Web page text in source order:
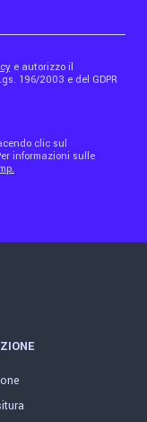
e autorizzo il
196/2003 e del GDPR
clic sul
informazioni sulle